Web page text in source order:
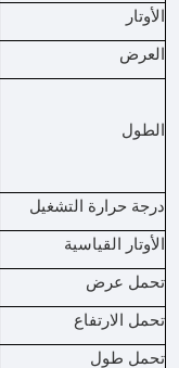
الأوتار
العرض
الطول
درجة حرارة التشغيل
الأوتار القياسية
تحمل عرض
تحمل الارتفاع
تحمل طول